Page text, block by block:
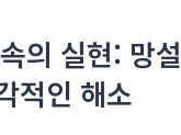
의 실현: 망
적인 해소